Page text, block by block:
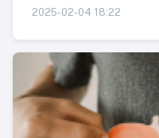
2025-02-04 18:22